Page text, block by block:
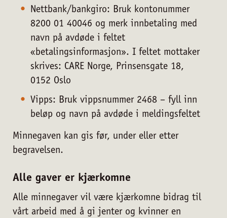
Nettbank/bankgiro: Bruk kontonummer
8200 01 40046 og merk innbetaling med
navn på avdøde i feltet
«betalingsinformasjon». I feltet mottaker
skrives: CARE Norge, Prinsensgate 18,
0152 Oslo
Vipps: Bruk vippsnummer 2468 – fyll inn
beløp og navn på avdøde i meldingsfeltet
Minnegaven kan gis før, under eller etter
begravelsen.
Alle gaver er kjærkomne
Alle minnegaver vil være kjærkomne bidrag til
vårt arbeid med å gi jenter og kvinner en